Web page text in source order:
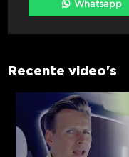
Whatsapp
Recente video's